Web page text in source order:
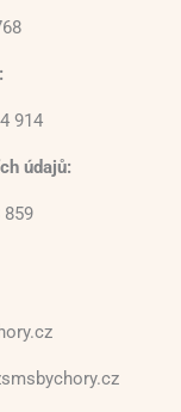
914
údajů:
859